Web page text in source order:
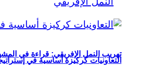
تهريب النمل الإفريقي: قراءة في
التعاونيات كركيزة أساسية في